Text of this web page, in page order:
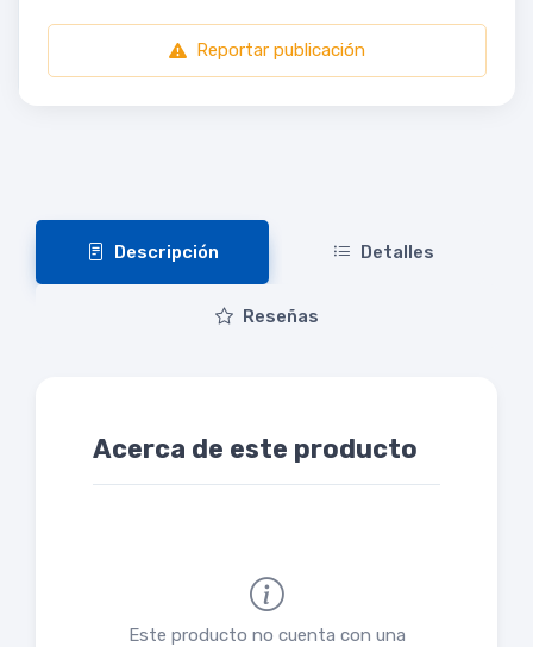
Reportar publicación
Descripción Detalles
Reseñas
Acerca de este producto
Este producto no cuenta con una